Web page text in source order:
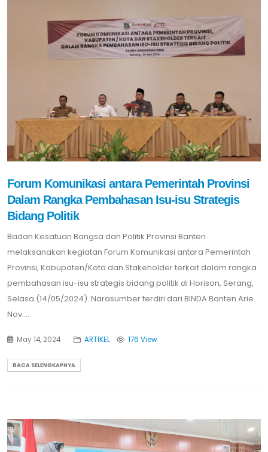
Forum Komunikasi antara Pemerintah Provinsi
Dalam Rangka Pembahasan Isu-isu Strategis
Bidang Politik
Badan Kesatuan Bangsa dan Politik Provinsi Banten
melaksanakan kegiatan Forum Komunikasi antara Pemerintah
Provinsi, Kabupaten/Kota dan Stakeholder terkait dalam rangka
pembahasan isu-isu strategis bidang politik di Horison, Serang,
Selasa (14/05/2024). Narasumber terdiri dari BINDA Banten Arie
Nov....
May 14, 2024 ARTIKEL 176 View
BACA SELENGKAPNYA